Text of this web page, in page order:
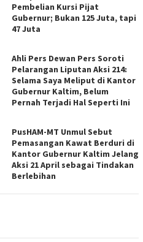
Pembelian Kursi Pijat
Gubernur; Bukan 125 Juta, tapi
47 Juta
Ahli Pers Dewan Pers Soroti
Pelarangan Liputan Aksi 214:
Selama Saya Meliput di Kantor
Gubernur Kaltim, Belum
Pernah Terjadi Hal Seperti Ini
PusHAM-MT Unmul Sebut
Pemasangan Kawat Berduri di
Kantor Gubernur Kaltim Jelang
Aksi 21 April sebagai Tindakan
Berlebihan